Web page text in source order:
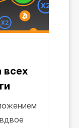
всех